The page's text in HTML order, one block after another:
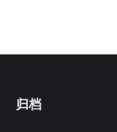
归档